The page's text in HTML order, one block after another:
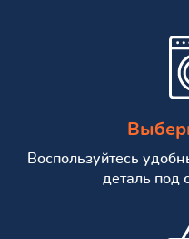
Воспользуйтесь
деталь под